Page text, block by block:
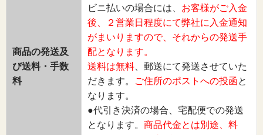
商品の発送及
び送料・手数
料
ビニ払いの場合には、 お客様がご入金
後、２営業日程度にて弊社に入金通知
がまいりますので、それからの発送手
配となります。
送料は無料 、郵送にて発送させていた
だきます。
ご住所のポストへの投函と
なります。
●代引き決済の場合、宅配便での発送
となります。 商品代金とは別途、料